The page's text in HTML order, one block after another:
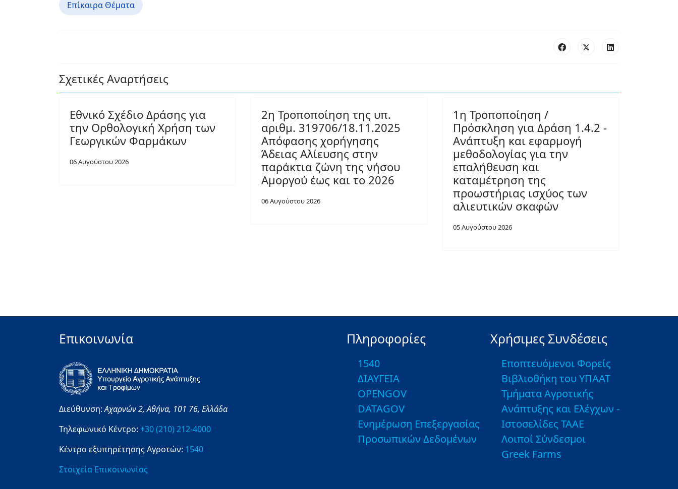
Επίκαιρα Θέματα
Σχετικές Αναρτήσεις
Εθνικό Σχέδιο Δράσης για
την Ορθολογική Χρήση των
Γεωργικών Φαρμάκων
06 Αυγούστου 2026
2η Τροποποίηση της υπ.
αριθμ. 319706/18.11.2025
Απόφασης χορήγησης
Άδειας Αλίευσης στην
παράκτια ζώνη της νήσου
Αμοργού έως και το 2026
06 Αυγούστου 2026
1η Τροποποίηση /
Πρόσκληση για Δράση 1.4.2 -
Ανάπτυξη και εφαρμογή
μεθοδολογίας για την
επαλήθευση και
καταμέτρηση της
προωστήριας ισχύος των
αλιευτικών σκαφών
05 Αυγούστου 2026
Επικοινωνία
Διεύθυνση:Αχαρνών 2,Αθήνα, 101 76, Ελλάδα
Τηλεφωνικό Κέντρο: +30 (210) 212-4000
Κέντρο εξυπηρέτησης Αγροτών: 1540
Στοιχεία Επικοινωνίας
Πληροφορίες
1540
ΔΙΑΥΓΕΙΑ
OPENGOV
DATAGOV
Ενημέρωση Επεξεργασίας
Προσωπικών Δεδομένων
Χρήσιμες Συνδέσεις
Εποπτευόμενοι Φορείς
Βιβλιοθήκη του ΥΠΑΑΤ
Τμήματα Αγροτικής
Ανάπτυξης και Ελέγχων -
Ιστοσελίδες ΤΑΑΕ
Λοιποί Σύνδεσμοι
Greek Farms